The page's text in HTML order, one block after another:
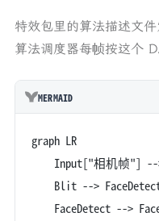
特效包里的算法描述文
算法调度器每帧按这个
MERMAID
graph LR
Input["相机帧"]
Blit -->
FaceDetect -->